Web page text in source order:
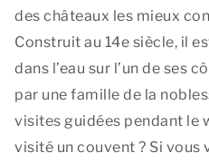
des châteaux les mieux
Construit au 14e siècle, il
dans l’eau sur l’un de ses
par une famille de la
visites guidées pendant le
visité un couvent ? Si vous